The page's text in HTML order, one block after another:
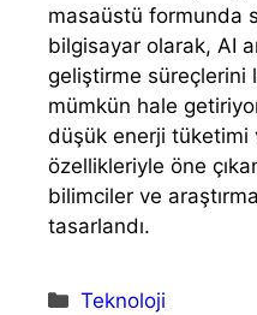
masaüstü formunda
bilgisayar olarak, AI
geliştirme süreçlerini
mümkün hale
düşük enerji tüketimi
özellikleriyle öne
bilimciler ve
tasarlandı.
Kategoriler
Teknoloji